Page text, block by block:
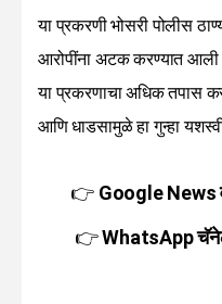
या प्रकरणी भोसरी पोलीस
आरोपींना अटक करण्यात आली
या प्रकरणाचा अधिक तपास
आणि धाडसामुळे हा गुन्हा
👉 Google News
👉WhatsApp